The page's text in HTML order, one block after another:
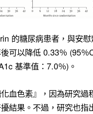
的糖尿病患者，與安
可以降低 0.33％ (95％
基準值：7.0％)。
血色素』，因為研究過
結果。不過，研究也指